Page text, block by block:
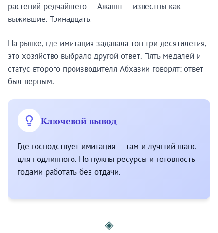
растений редчайшего — Ажапш — известны как
выжившие. Тринадцать.
На рынке, где имитация задавала тон три десятилетия,
это хозяйство выбрало другой ответ. Пять медалей и
статус второго производителя Абхазии говорят: ответ
был верным.
Ключевой вывод
Где господствует имитация — там и лучший шанс
для подлинного. Но нужны ресурсы и готовность
годами работать без отдачи.
◈